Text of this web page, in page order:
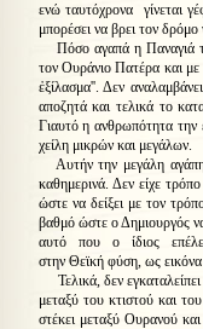
ενώ ταυτόχρονα γίνεται
μπορέσει να βρει τον
Πόσο αγαπά η Παναγιά
τον Ουράνιο Πατέρα και με
ἐξίλασμα''. Δεν
αποζητά και τελικά το
Γιαυτό η ανθρωπότητα την
χείλη μικρών και μεγάλων.
Αυτήν την μεγάλη αγάπη
καθημερινά. Δεν είχε
ώστε να δείξει με τον
βαθμό ώστε ο Δημιουργός
αυτό που ο ίδιος
στην Θεϊκή φύση, ως
Τελικά, δεν
μεταξύ του κτιστού και
στέκει μεταξύ Ουρανού